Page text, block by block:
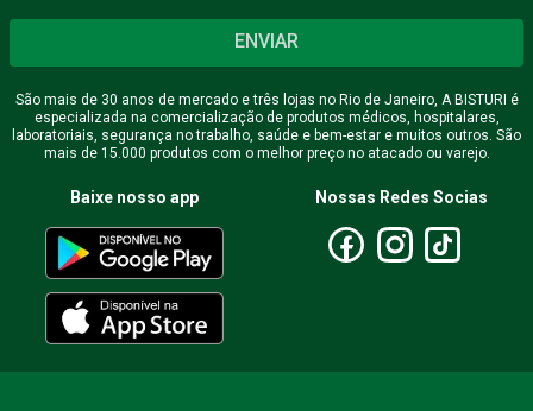
ENVIAR
São mais de 30 anos de mercado e três lojas no Rio de Janeiro, A BISTURI é
especializada na comercialização de produtos médicos, hospitalares,
laboratoriais, segurança no trabalho, saúde e bem-estar e muitos outros. São
mais de 15.000 produtos com o melhor preço no atacado ou varejo.
Baixe nosso app Nossas Redes Socias